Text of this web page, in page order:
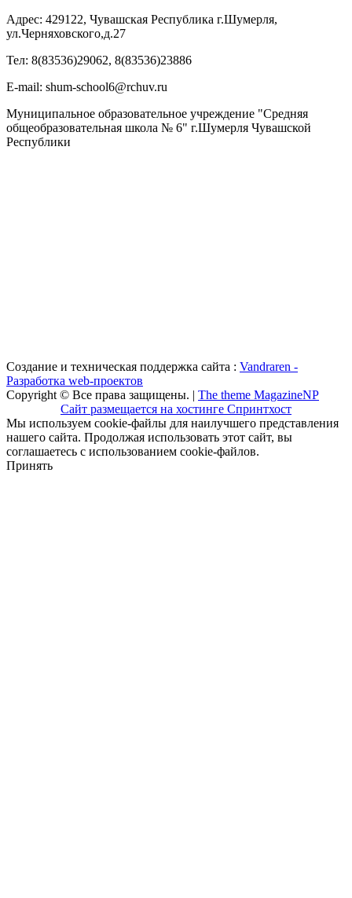
Адрес: 429122, Чувашская Республика г.Шумерля,
ул.Черняховского,д.27
Тел: 8(83536)29062, 8(83536)23886
Е-mail: shum-school6@rchuv.ru
Муниципальное образовательное учреждение "Средняя
общеобразовательная школа № 6" г.Шумерля Чувашской
Республики
Создание и техническая поддержка сайта : Vandraren -
Разработка web-проектов
Copyright © Все права защищены. | The theme MagazineNP
Сайт размещается на хостинге Спринтхост
Мы используем cookie-файлы для наилучшего представления
нашего сайта. Продолжая использовать этот сайт, вы
соглашаетесь с использованием cookie-файлов.
Принять